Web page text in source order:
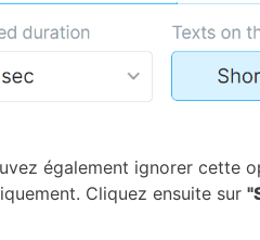
également ignorer cette
Cliquez ensuite sur